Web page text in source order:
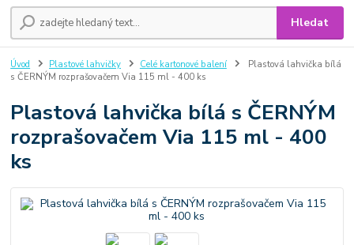
Hledat
Úvod Plastové lahvičky Celé kartonové balení
Plastová lahvička bílá
s ČERNÝM rozprašovačem Via 115 ml - 400 ks
Plastová lahvička bílá s ČERNÝM
rozprašovačem Via 115 ml - 400
ks